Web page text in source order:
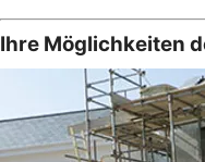
Ihre Möglichkeiten